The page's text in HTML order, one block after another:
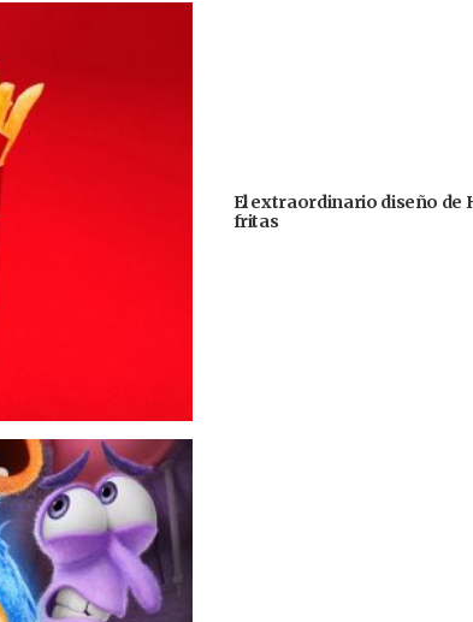
El extraordinario diseño de
fritas